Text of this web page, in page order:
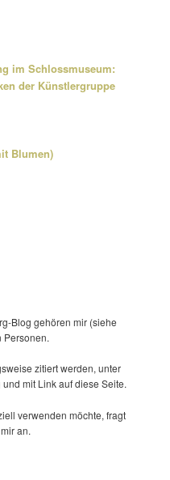
im Schlossmuseum:
der Künstlergruppe
Blumen)
Blog gehören mir (siehe
Personen.
zitiert werden, unter
mit Link auf diese Seite.
verwenden möchte, fragt
an.